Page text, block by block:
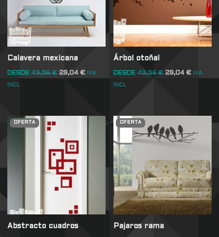
Calavera mexicana
DESDE 43,56€ 29,04 € IVA
INCL
Árbol otoñal
DESDE 43,56€ 29,04€ IVA
INCL
OFERTA
Abstracto cuadros
OFERTA
Pajaros rama